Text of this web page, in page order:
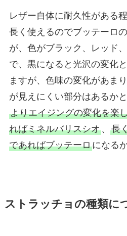
レザー自体に耐久性がある
長く使えるのでブッテーロ
が、色がブラック、レッド
で、黒になると光沢の変化
ますが、色味の変化があま
が見えにくい部分はあるかと
よりエイジングの変化を楽
ればミネルバリスシオ、 長
であればブッテーロになる
ストラッチョの種類に